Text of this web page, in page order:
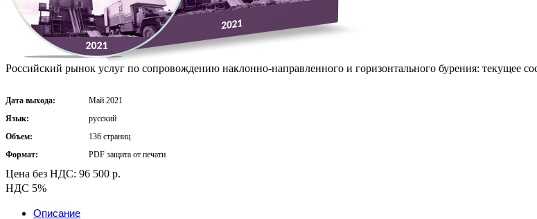
Российский рынок услуг по сопровождению наклонно-направленного и горизонтального бурения: текущее
Дата выхода:
Май 2021
Язык:
русский
Объем:
136 страниц
Формат:
PDF защита от печати
Цена без НДС: 96 500 р.
НДС 5%
Описание